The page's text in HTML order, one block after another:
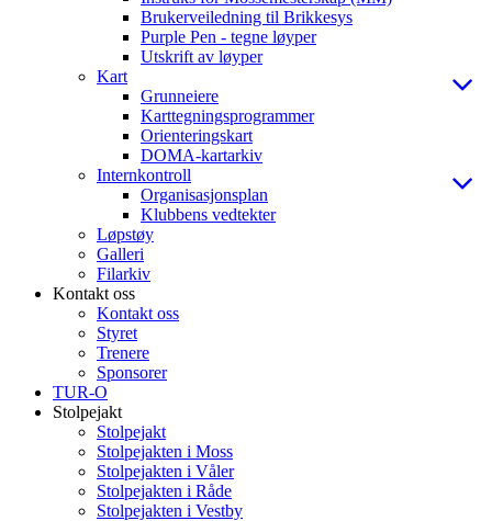
Brukerveiledning til Brikkesys
Purple Pen - tegne løyper
Utskrift av løyper
Kart
Grunneiere
Karttegningsprogrammer
Orienteringskart
DOMA-kartarkiv
Internkontroll
Organisasjonsplan
Klubbens vedtekter
Løpstøy
Galleri
Filarkiv
Kontakt oss
Kontakt oss
Styret
Trenere
Sponsorer
TUR-O
Stolpejakt
Stolpejakt
Stolpejakten i Moss
Stolpejakten i Våler
Stolpejakten i Råde
Stolpejakten i Vestby